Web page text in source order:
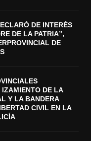
DE INTERÉS
DE LA PATRIA”,
DE
DE LA
Y LA BANDERA
CIVIL EN LA